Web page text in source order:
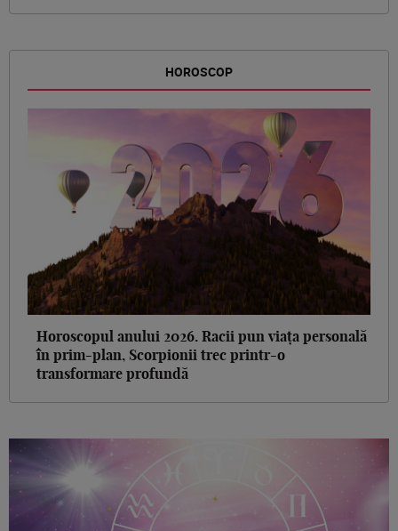
HOROSCOP
Horoscopul anului 2026. Racii pun viața personală
în prim-plan, Scorpionii trec printr-o
transformare profundă